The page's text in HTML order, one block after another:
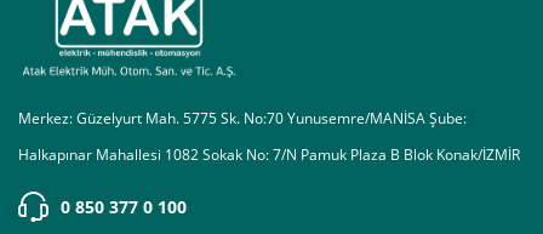
Merkez: Güzelyurt Mah. 5775 Sk. No:70 Yunusemre/MANİSA Şube:
Halkapınar Mahallesi 1082 Sokak No: 7/N Pamuk Plaza B Blok Konak/İZMİR
0 850 377 0 100